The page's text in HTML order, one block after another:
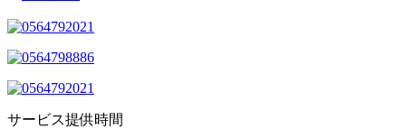
サービス提供時間